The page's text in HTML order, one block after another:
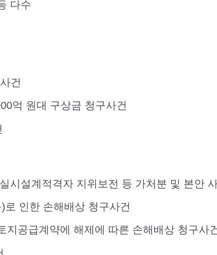
다수
건
억 원대 구상금 청구사건
시설계적격자 지위보전 등 가처분 및 본안
인한 손해배상 청구사건
지공급계약에 해제에 따른 손해배상 청구사